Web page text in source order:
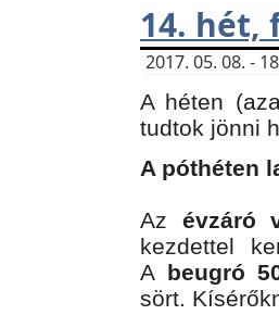
14. hét,
2017. 05. 08. -
A héten
tudtok jönni
A póthéten
Az évzáró
kezdettel
A beugró
sört.